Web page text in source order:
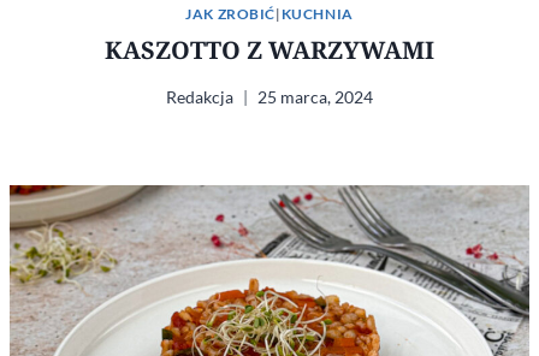
JAK ZROBIĆ| KUCHNIA
KASZOTTO Z WARZYWAMI
Redakcja 25 marca, 2024